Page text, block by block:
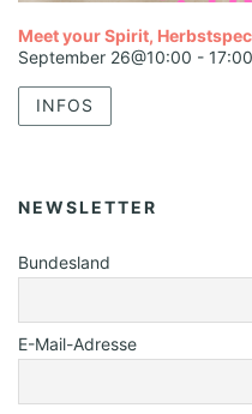
Meet your Spirit,
September 26@10:00 - 17:00
INFOS
NEWSLETTER
Bundesland
E-Mail-Adresse